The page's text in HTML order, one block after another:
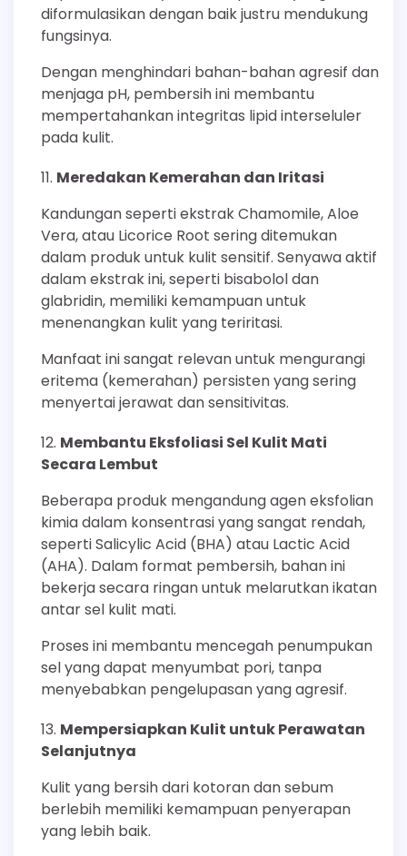
diformulasikan dengan baik justru mendukung
fungsinya.
Dengan menghindari bahan-bahan agresif dan
menjaga pH, pembersih ini membantu
mempertahankan integritas lipid interseluler
pada kulit.
Meredakan Kemerahan dan Iritasi
Kandungan seperti ekstrak Chamomile, Aloe
Vera, atau Licorice Root sering ditemukan
dalam produk untuk kulit sensitif. Senyawa aktif
dalam ekstrak ini, seperti bisabolol dan
glabridin, memiliki kemampuan untuk
menenangkan kulit yang teriritasi.
Manfaat ini sangat relevan untuk mengurangi
eritema (kemerahan) persisten yang sering
menyertai jerawat dan sensitivitas.
Membantu Eksfoliasi Sel Kulit Mati
Secara Lembut
Beberapa produk mengandung agen eksfolian
kimia dalam konsentrasi yang sangat rendah,
seperti Salicylic Acid (BHA) atau Lactic Acid
(AHA). Dalam format pembersih, bahan ini
bekerja secara ringan untuk melarutkan ikatan
antar sel kulit mati.
Proses ini membantu mencegah penumpukan
sel yang dapat menyumbat pori, tanpa
menyebabkan pengelupasan yang agresif.
Mempersiapkan Kulit untuk Perawatan
Selanjutnya
Kulit yang bersih dari kotoran dan sebum
berlebih memiliki kemampuan penyerapan
yang lebih baik.